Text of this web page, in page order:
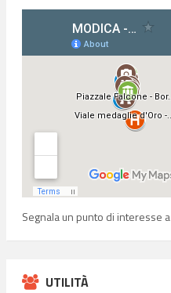
Segnala un punto di interesse a
UTILITÀ